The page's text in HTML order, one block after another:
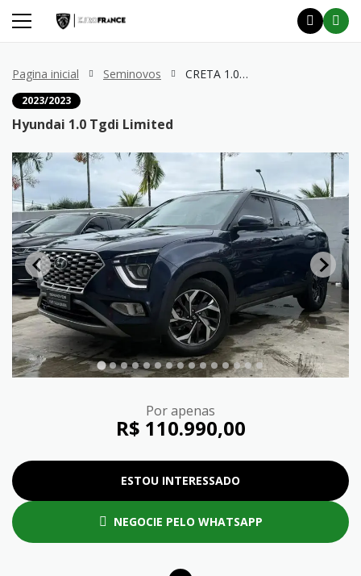
Pagina inicial Seminovos CRETA 1.0 Tgdi Limited
2023/2023
Hyundai 1.0 Tgdi Limited
Por apenas
R$ 110.990,00
ESTOU INTERESSADO
NEGOCIE PELO WHATSAPP